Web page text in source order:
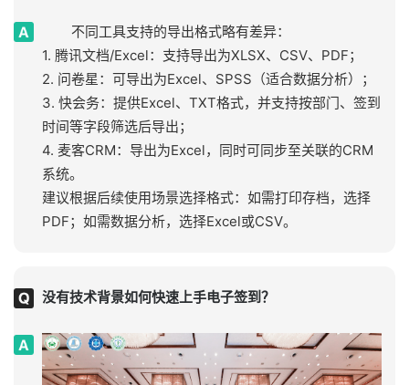
不同工具支持的导出格式略有差异：
1. 腾讯文档/Excel：支持导出为XLSX、CSV、PDF；
2. 问卷星：可导出为Excel、SPSS（适合数据分析）；
3. 快会务：提供Excel、TXT格式，并支持按部门、签到
时间等字段筛选后导出；
4. 麦客CRM：导出为Excel，同时可同步至关联的CRM
系统。
建议根据后续使用场景选择格式：如需打印存档，选择
PDF；如需数据分析，选择Excel或CSV。
没有技术背景如何快速上手电子签到？